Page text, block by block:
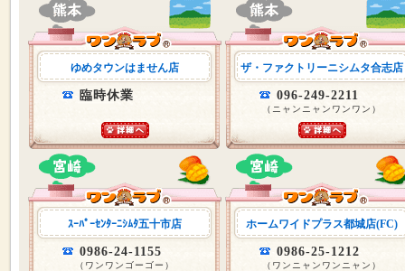
ゆめタウンはません店
臨時休業
ザ・ファクトリーニシムタ合志店
096-249-2211
（ニャンニャンワンワン）
ｽｰﾊﾟｰｾﾝﾀｰﾆｼﾑﾀ五十市店
0986-24-1155
（ワンワンゴーゴー）
ホームワイドプラス都城店(FC)
0986-25-1212
（ワンニャンワンニャン）